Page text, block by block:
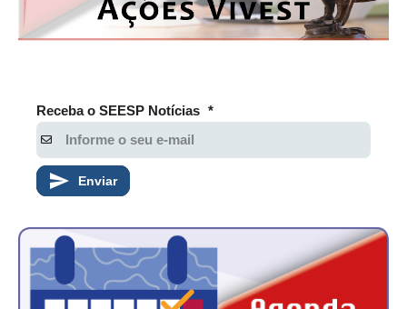
OPORTUNIDADES
CARREIRA
AUTÔNOMOS E SERVIÇOS
GUIA DAS ENGENHARIAS
CONTATO
Receba o SEESP Notícias *
Enviar